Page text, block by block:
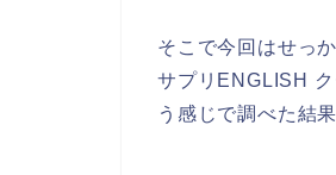
そこで今回はせっ
サプリENGLISH
う感じで調べた結